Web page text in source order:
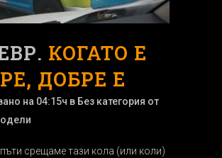
КОГАТО Е
ДОБРЕ Е
на 04:15ч в Без категория от
срещаме тази кола (или коли)